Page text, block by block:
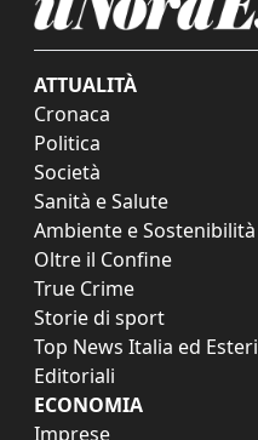
ATTUALITÀ
Cronaca
Politica
Società
Sanità e Salute
Ambiente e Sostenibilità
Oltre il Confine
True Crime
Storie di sport
Top News Italia ed Esteri
Editoriali
ECONOMIA
Imprese